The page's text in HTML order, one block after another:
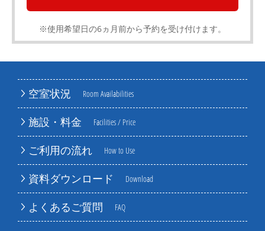
空室状況 Room Availabilities
施設・料金 Facilities / Price
ご利用の流れ How to Use
資料ダウンロード Download
よくあるご質問 FAQ
※使用希望日の6ヵ月前から予約を受け付けます。